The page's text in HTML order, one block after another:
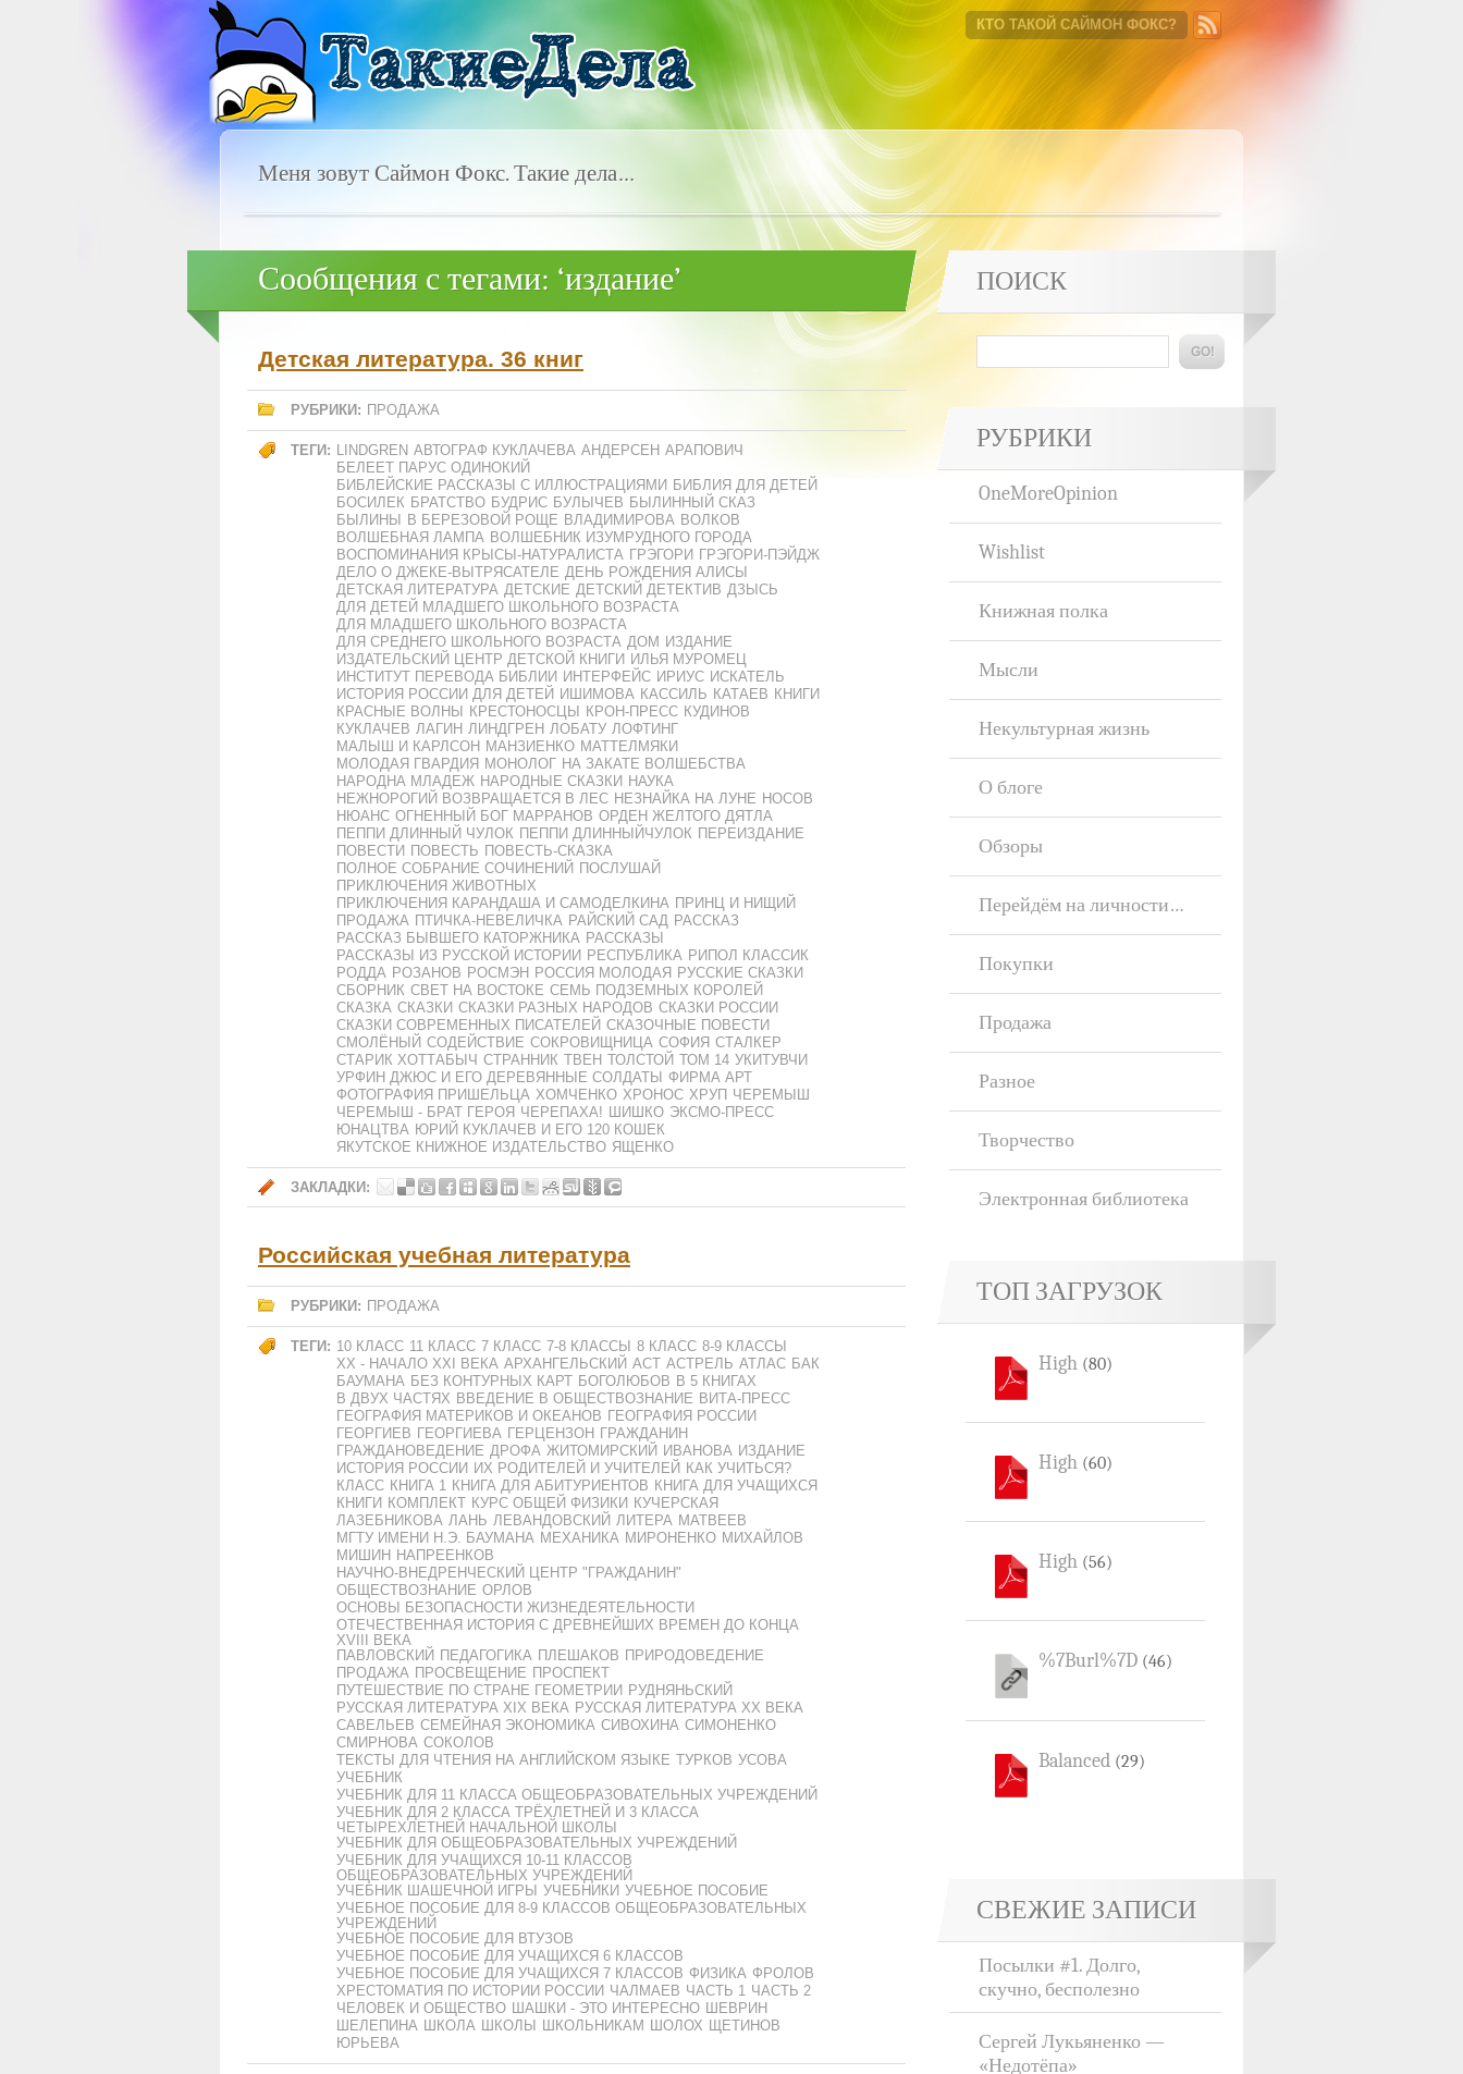
КТО ТАКОЙ САЙМОН ФОКС?
Меня зовут Саймон Фокс. Такие дела…
Сообщения с тегами: ‘издание’
Детская литература. 36 книг
РУБРИКИ: ПРОДАЖА
ТЕГИ: LINDGREN АВТОГРАФ КУКЛАЧЕВА АНДЕРСЕН АРАПОВИЧ
БЕЛЕЕТ ПАРУС ОДИНОКИЙ
БИБЛЕЙСКИЕ РАССКАЗЫ С ИЛЛЮСТРАЦИЯМИ БИБЛИЯ ДЛЯ ДЕТЕЙ
БОСИЛЕК БРАТСТВО БУДРИС БУЛЫЧЕВ БЫЛИННЫЙ СКАЗ
БЫЛИНЫ
В БЕРЕЗОВОЙ РОЩЕ ВЛАДИМИРОВА ВОЛКОВ
ВОЛШЕБНАЯ ЛАМПА ВОЛШЕБНИК ИЗУМРУДНОГО ГОРОДА
ВОСПОМИНАНИЯ КРЫСЫ-НАТУРАЛИСТА ГРЭГОРИ ГРЭГОРИ-ПЭЙДЖ
ДЕЛО О ДЖЕКЕ-ВЫТРЯСАТЕЛЕ ДЕНЬ РОЖДЕНИЯ АЛИСЫ
ДЕТСКАЯ ЛИТЕРАТУРА ДЕТСКИЕ ДЕТСКИЙ ДЕТЕКТИВ ДЗЫСЬ
ДЛЯ ДЕТЕЙ МЛАДШЕГО ШКОЛЬНОГО ВОЗРАСТА
ДЛЯ МЛАДШЕГО ШКОЛЬНОГО ВОЗРАСТА
ДЛЯ СРЕДНЕГО ШКОЛЬНОГО ВОЗРАСТА ДОМ ИЗДАНИЕ
ИЗДАТЕЛЬСКИЙ ЦЕНТР ДЕТСКОЙ КНИГИ ИЛЬЯ МУРОМЕЦ
ИНСТИТУТ ПЕРЕВОДА БИБЛИИ ИНТЕРФЕЙС ИРИУС ИСКАТЕЛЬ
ИСТОРИЯ РОССИИ ДЛЯ ДЕТЕЙ ИШИМОВА КАССИЛЬ КАТАЕВ КНИГИ
КРАСНЫЕ ВОЛНЫ
КРЕСТОНОСЦЫ КРОН-ПРЕСС КУДИНОВ
КУКЛАЧЕВ ЛАГИН ЛИНДГРЕН ЛОБАТУ ЛОФТИНГ
МАЛЫШ И КАРЛСОН МАНЗИЕНКО МАТТЕЛМЯКИ
МОЛОДАЯ ГВАРДИЯ МОНОЛОГ НА ЗАКАТЕ ВОЛШЕБСТВА
НАРОДНА МЛАДЕЖ НАРОДНЫЕ СКАЗКИ НАУКА
НЕЖНОРОГИЙ ВОЗВРАЩАЕТСЯ В ЛЕС НЕЗНАЙКА НА ЛУНЕ НОСОВ
НЮАНС ОГНЕННЫЙ БОГ МАРРАНОВ ОРДЕН ЖЕЛТОГО ДЯТЛА
ПЕППИ ДЛИННЫЙ ЧУЛОК ПЕППИ ДЛИННЫЙЧУЛОК ПЕРЕИЗДАНИЕ
ПОВЕСТИ ПОВЕСТЬ ПОВЕСТЬ-СКАЗКА
ПОЛНОЕ СОБРАНИЕ СОЧИНЕНИЙ ПОСЛУШАЙ
ПРИКЛЮЧЕНИЯ ЖИВОТНЫХ
ПРИКЛЮЧЕНИЯ КАРАНДАША И САМОДЕЛКИНА ПРИНЦ И НИЩИЙ
ПРОДАЖА ПТИЧКА-НЕВЕЛИЧКА РАЙСКИЙ САД РАССКАЗ
РАССКАЗ БЫВШЕГО КАТОРЖНИКА РАССКАЗЫ
РАССКАЗЫ ИЗ РУССКОЙ ИСТОРИИ РЕСПУБЛИКА РИПОЛ КЛАССИК
РОДДА РОЗАНОВ РОСМЭН РОССИЯ МОЛОДАЯ РУССКИЕ СКАЗКИ
СБОРНИК СВЕТ НА ВОСТОКЕ СЕМЬ ПОДЗЕМНЫХ КОРОЛЕЙ
СКАЗКА СКАЗКИ СКАЗКИ РАЗНЫХ НАРОДОВ СКАЗКИ РОССИИ
СКАЗКИ СОВРЕМЕННЫХ ПИСАТЕЛЕЙ СКАЗОЧНЫЕ ПОВЕСТИ
СМОЛЁНЫЙ СОДЕЙСТВИЕ СОКРОВИЩНИЦА СОФИЯ СТАЛКЕР
СТАРИК ХОТТАБЫЧ СТРАННИК ТВЕН ТОЛСТОЙ ТОМ 14 УКИТУВЧИ
УРФИН ДЖЮС И ЕГО ДЕРЕВЯННЫЕ СОЛДАТЫ
ФИРМА АРТ
ФОТОГРАФИЯ ПРИШЕЛЬЦА ХОМЧЕНКО ХРОНОС ХРУП ЧЕРЕМЫШ
ЧЕРЕМЫШ - БРАТ ГЕРОЯ ЧЕРЕПАХА! ШИШКО ЭКСМО-ПРЕСС
ЮНАЦТВА ЮРИЙ КУКЛАЧЕВ И ЕГО 120 КОШЕК
ЯКУТСКОЕ КНИЖНОЕ ИЗДАТЕЛЬСТВО ЯЩЕНКО
ЗАКЛАДКИ:
Российская учебная литература
РУБРИКИ: ПРОДАЖА
ТЕГИ: 10 КЛАСС 11 КЛАСС 7 КЛАСС 7-8 КЛАССЫ 8 КЛАСС 8-9 КЛАССЫ
XX - НАЧАЛО XXI ВЕКА АРХАНГЕЛЬСКИЙ АСТ АСТРЕЛЬ АТЛАС БАК
БАУМАНА БЕЗ КОНТУРНЫХ КАРТ БОГОЛЮБОВ В 5 КНИГАХ
В ДВУХ ЧАСТЯХ ВВЕДЕНИЕ В ОБЩЕСТВОЗНАНИЕ ВИТА-ПРЕСС
ГЕОГРАФИЯ МАТЕРИКОВ И ОКЕАНОВ ГЕОГРАФИЯ РОССИИ
ГЕОРГИЕВ ГЕОРГИЕВА ГЕРЦЕНЗОН ГРАЖДАНИН
ГРАЖДАНОВЕДЕНИЕ ДРОФА ЖИТОМИРСКИЙ ИВАНОВА ИЗДАНИЕ
ИСТОРИЯ РОССИИ ИХ РОДИТЕЛЕЙ И УЧИТЕЛЕЙ КАК УЧИТЬСЯ?
КЛАСС КНИГА 1 КНИГА ДЛЯ АБИТУРИЕНТОВ КНИГА ДЛЯ УЧАЩИХСЯ
КНИГИ КОМПЛЕКТ КУРС ОБЩЕЙ ФИЗИКИ КУЧЕРСКАЯ
ЛАЗЕБНИКОВА ЛАНЬ ЛЕВАНДОВСКИЙ ЛИТЕРА МАТВЕЕВ
МГТУ ИМЕНИ Н.Э. БАУМАНА МЕХАНИКА МИРОНЕНКО МИХАЙЛОВ
МИШИН НАПРЕЕНКОВ
НАУЧНО-ВНЕДРЕНЧЕСКИЙ ЦЕНТР "ГРАЖДАНИН"
ОБЩЕСТВОЗНАНИЕ ОРЛОВ
ОСНОВЫ БЕЗОПАСНОСТИ ЖИЗНЕДЕЯТЕЛЬНОСТИ
ОТЕЧЕСТВЕННАЯ ИСТОРИЯ С ДРЕВНЕЙШИХ ВРЕМЕН ДО КОНЦА
XVIII ВЕКА
ПАВЛОВСКИЙ ПЕДАГОГИКА ПЛЕШАКОВ ПРИРОДОВЕДЕНИЕ
ПРОДАЖА ПРОСВЕЩЕНИЕ ПРОСПЕКТ
ПУТЕШЕСТВИЕ ПО СТРАНЕ ГЕОМЕТРИИ РУДНЯНЬСКИЙ
РУССКАЯ ЛИТЕРАТУРА XIX ВЕКА РУССКАЯ ЛИТЕРАТУРА XX ВЕКА
САВЕЛЬЕВ СЕМЕЙНАЯ ЭКОНОМИКА СИВОХИНА СИМОНЕНКО
СМИРНОВА СОКОЛОВ
ТЕКСТЫ ДЛЯ ЧТЕНИЯ НА АНГЛИЙСКОМ ЯЗЫКЕ ТУРКОВ УСОВА
УЧЕБНИК
УЧЕБНИК ДЛЯ 11 КЛАССА ОБЩЕОБРАЗОВАТЕЛЬНЫХ УЧРЕЖДЕНИЙ
УЧЕБНИК ДЛЯ 2 КЛАССА ТРЁХЛЕТНЕЙ И 3 КЛАССА
ЧЕТЫРЕХЛЕТНЕЙ НАЧАЛЬНОЙ ШКОЛЫ
УЧЕБНИК ДЛЯ ОБЩЕОБРАЗОВАТЕЛЬНЫХ УЧРЕЖДЕНИЙ
УЧЕБНИК ДЛЯ УЧАЩИХСЯ 10-11 КЛАССОВ
ОБЩЕОБРАЗОВАТЕЛЬНЫХ УЧРЕЖДЕНИЙ
УЧЕБНИК ШАШЕЧНОЙ ИГРЫ УЧЕБНИКИ УЧЕБНОЕ ПОСОБИЕ
УЧЕБНОЕ ПОСОБИЕ ДЛЯ 8-9 КЛАССОВ ОБЩЕОБРАЗОВАТЕЛЬНЫХ
УЧРЕЖДЕНИЙ
УЧЕБНОЕ ПОСОБИЕ ДЛЯ ВТУЗОВ
УЧЕБНОЕ ПОСОБИЕ ДЛЯ УЧАЩИХСЯ 6 КЛАССОВ
УЧЕБНОЕ ПОСОБИЕ ДЛЯ УЧАЩИХСЯ 7 КЛАССОВ ФИЗИКА ФРОЛОВ
ХРЕСТОМАТИЯ ПО ИСТОРИИ РОССИИ ЧАЛМАЕВ ЧАСТЬ 1 ЧАСТЬ 2
ЧЕЛОВЕК И ОБЩЕСТВО ШАШКИ - ЭТО ИНТЕРЕСНО ШЕВРИН
ШЕЛЕПИНА ШКОЛА ШКОЛЫ ШКОЛЬНИКАМ ШОЛОХ ЩЕТИНОВ
ЮРЬЕВА
ПОИСК
РУБРИКИ
OneMoreOpinion
Wishlist
Книжная полка
Мысли
Некультурная жизнь
О блоге
Обзоры
Перейдём на личности…
Покупки
Продажа
Разное
Творчество
Электронная библиотека
ТОП ЗАГРУЗОК
High (80)
High (60)
High (56)
%7Burl%7D (46)
Balanced (29)
СВЕЖИЕ ЗАПИСИ
Посылки #1. Долго,
скучно, бесполезно
Сергей Лукьяненко —
«Недотёпа»